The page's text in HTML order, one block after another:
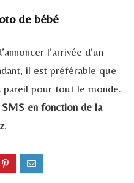
de bébé
l’arrivée d’un
il est préférable que
pareil pour tout le monde.
en fonction de la
.